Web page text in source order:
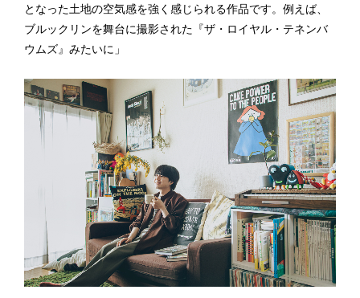
となった土地の空気感を強く感じられる作品です。例えば、
ブルックリンを舞台に撮影された『ザ・ロイヤル・テネンバ
ウムズ』みたいに」